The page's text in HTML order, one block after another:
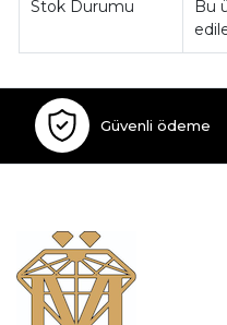
Stok Durumu
Bu
Güvenli ödeme